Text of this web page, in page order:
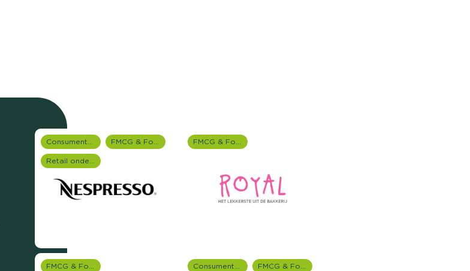
Consumentenonderzoek FMCG & Food branche
Retail onderzoek
FMCG & Food branche
FMCG & Food branche Consumentenonderzoek FMCG & Food branche